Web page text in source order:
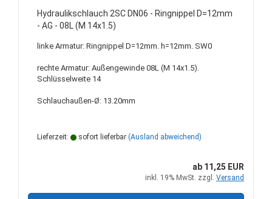
Hydraulikschlauch 2SC DN06 - Ringnippel D=12mm
- AG - 08L (M 14x1.5)
linke Armatur: Ringnippel D=12mm. h=12mm. SW0
rechte Armatur: Außengewinde 08L (M 14x1.5).
Schlüsselweite 14
Schlauchaußen-Ø: 13.20mm
Lieferzeit: sofort lieferbar (Ausland abweichend)
ab 11,25 EUR
inkl. 19% MwSt. zzgl. Versand